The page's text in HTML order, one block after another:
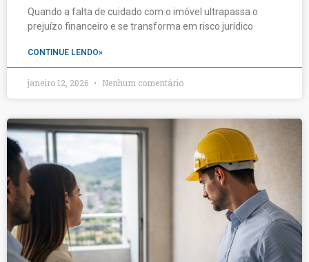
Quando a falta de cuidado com o imóvel ultrapassa o
prejuízo financeiro e se transforma em risco jurídico
CONTINUE LENDO»
janeiro 12, 2026 Nenhum comentário